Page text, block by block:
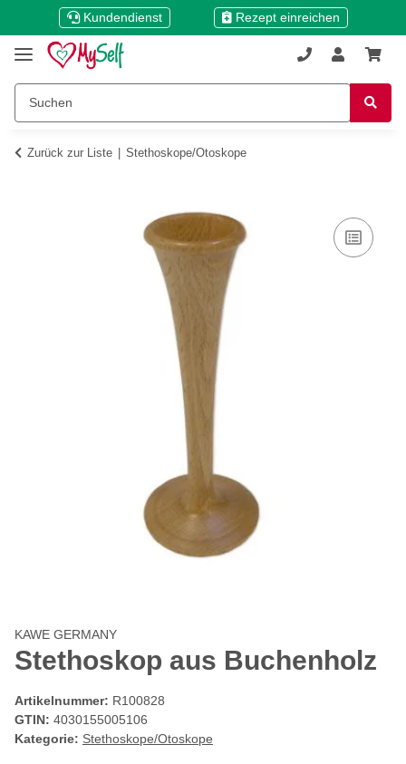
Kundendienst Rezept einreichen
Zurück zur Liste Stethoskope/Otoskope
KAWE GERMANY
Stethoskop aus Buchenholz
Artikelnummer: R100828
GTIN: 4030155005106
Kategorie: Stethoskope/Otoskope